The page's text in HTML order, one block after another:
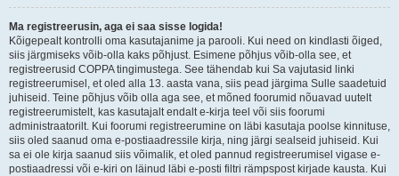
Ma registreerusin, aga ei saa sisse logida!
Kõigepealt kontrolli oma kasutajanime ja parooli. Kui need on kindlasti õiged,
siis järgmiseks võib-olla kaks põhjust. Esimene põhjus võib-olla see, et
registreerusid COPPA tingimustega. See tähendab kui Sa vajutasid linki
registreerumisel, et oled alla 13. aasta vana, siis pead järgima Sulle saadetuid
juhiseid. Teine põhjus võib olla aga see, et mõned foorumid nõuavad uutelt
registreerumistelt, kas kasutajalt endalt e-kirja teel või siis foorumi
administraatorilt. Kui foorumi registreerumine on läbi kasutaja poolse kinnituse,
siis oled saanud oma e-postiaadressile kirja, ning järgi sealseid juhiseid. Kui
sa ei ole kirja saanud siis võimalik, et oled pannud registreerumisel vigase e-
postiaadressi või e-kiri on läinud läbi e-posti filtri rämpspost kirjade kausta. Kui